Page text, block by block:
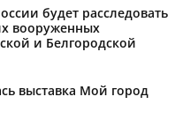
будет расследовать
вооруженных
и Белгородской
выставка Мой город